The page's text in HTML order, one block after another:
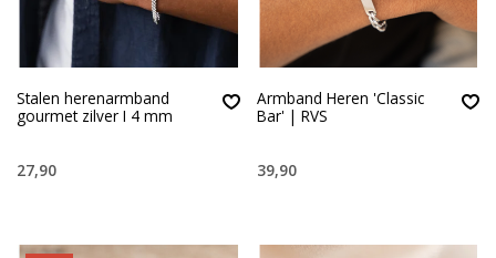
Stalen herenarmband
gourmet zilver I 4 mm
27,90
Armband Heren 'Classic
Bar' | RVS
39,90